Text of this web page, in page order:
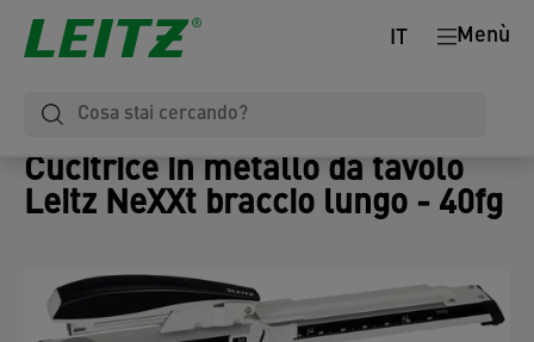
Menù
IT
Cucitrice in metallo da tavolo
Leitz NeXXt braccio lungo - 40fg